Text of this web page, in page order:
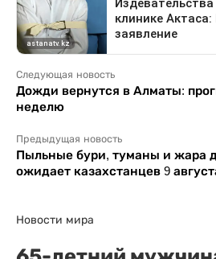
Следующая новость
Дожди вернутся в Алматы:
неделю
Предыдущая новость
Пыльные бури, туманы и жара
ожидает казахстанцев 9
Новости мира